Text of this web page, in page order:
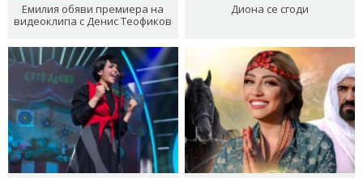
Емилия обяви премиера на
видеоклипа с Денис Теофиков
Диона се сгоди